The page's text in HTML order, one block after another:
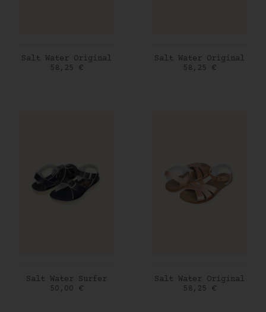
AJOUTER AU PANIER
Salt Water Original
Prix
58,25 €
AJOUTER AU PANIER
Salt Water Original
Prix
58,25 €
AJOUTER AU PANIER
Salt Water Surfer
Prix
50,00 €
AJOUTER AU PANIER
Salt Water Original
Prix
58,25 €